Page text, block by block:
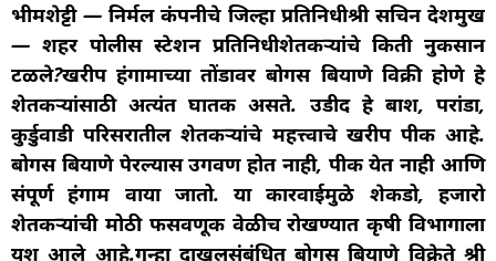
भीमशेट्टी — निर्मल कंपनीचे जिल्हा प्रतिनिधीश्री सचिन देशमुख
— शहर पोलीस स्टेशन प्रतिनिधीशेतकऱ्यांचे किती नुकसान
टळले?खरीप हंगामाच्या तोंडावर बोगस बियाणे विक्री होणे हे
शेतकऱ्यांसाठी अत्यंत घातक असते. उडीद हे बार्शी, परांडा,
कुर्डुवाडी परिसरातील शेतकऱ्यांचे महत्त्वाचे खरीप पीक आहे.
बोगस बियाणे पेरल्यास उगवण होत नाही, पीक येत नाही आणि
संपूर्ण हंगाम वाया जातो. या कारवाईमुळे शेकडो, हजारो
शेतकऱ्यांची मोठी फसवणूक वेळीच रोखण्यात कृषी विभागाला
यश आले आहे.गुन्हा दाखलसंबंधित बोगस बियाणे विक्रेते श्री